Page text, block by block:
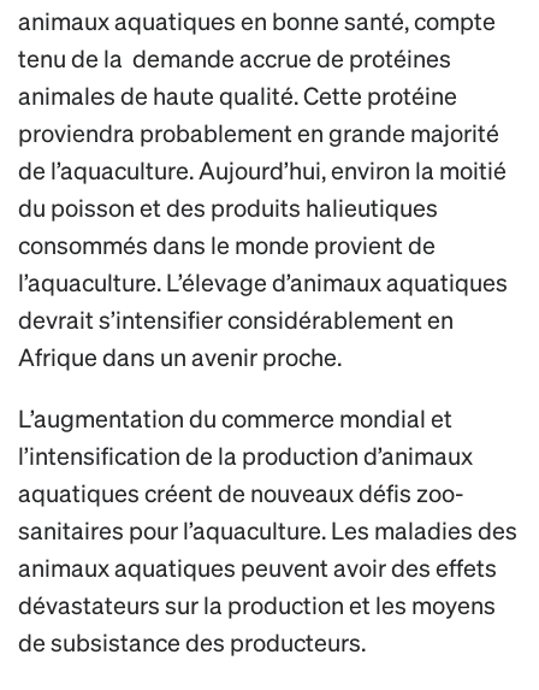
animaux aquatiques en bonne santé, compte
tenu de la demande accrue de protéines
animales de haute qualité. Cette protéine
proviendra probablement en grande majorité
de l’aquaculture. Aujourd’hui, environ la moitié
du poisson et des produits halieutiques
consommés dans le monde provient de
l’aquaculture. L’élevage d’animaux aquatiques
devrait s’intensifier considérablement en
Afrique dans un avenir proche.
L’augmentation du commerce mondial et
l’intensification de la production d’animaux
aquatiques créent de nouveaux défis zoo-
sanitaires pour l’aquaculture. Les maladies des
animaux aquatiques peuvent avoir des effets
dévastateurs sur la production et les moyens
de subsistance des producteurs.